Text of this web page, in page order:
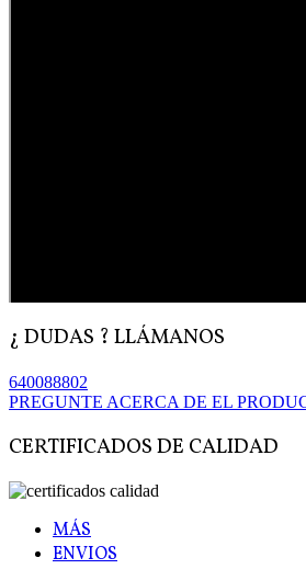
¿ DUDAS ? LLÁMANOS
640088802
PREGUNTE ACERCA DE EL
CERTIFICADOS DE CALIDAD
MÁS
ENVIOS